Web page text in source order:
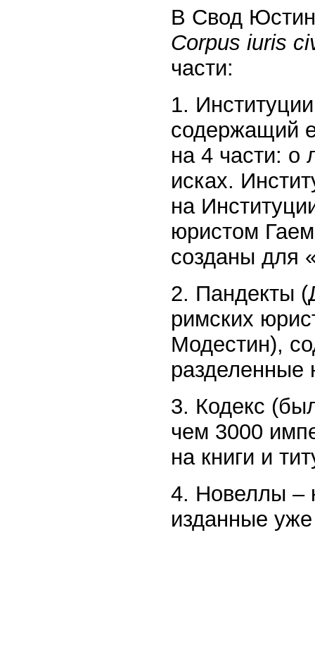
В Свод
Corpus iuris
части:
1.
содержащий
на 4 части: о
исках.
на
юристом
созданы для
2. Пандекты
римских
Модестин),
разделенные
3. Кодекс
чем 3000
на книги и
4. Новеллы –
изданные